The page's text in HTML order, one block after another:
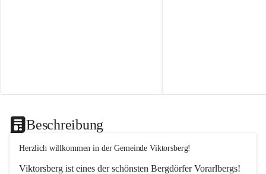
Beschreibung
Herzlich willkommen in der Gemeinde Viktorsberg!
Viktorsberg ist eines der schönsten Bergdörfer Vorarlbergs!